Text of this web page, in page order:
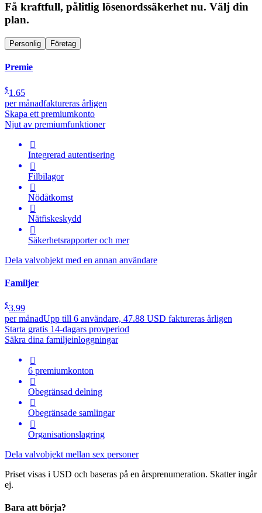
Få kraftfull, pålitlig lösenordssäkerhet nu. Välj din
plan.
Personlig Företag
Premie
$1.65
per månadfaktureras årligen
Skapa ett premiumkonto
Njut av premiumfunktioner

Integrerad autentisering

Filbilagor

Nödåtkomst

Nätfiskeskydd

Säkerhetsrapporter och mer
Dela valvobjekt med en annan användare
Familjer
$3.99
per månadUpp till 6 användare, 47.88 USD faktureras årligen
Starta gratis 14-dagars provperiod
Säkra dina familjeinloggningar

6 premiumkonton

Obegränsad delning

Obegränsade samlingar

Organisationslagring
Dela valvobjekt mellan sex personer
Priset visas i USD och baseras på en årsprenumeration. Skatter ingår
ej.
Bara att börja?